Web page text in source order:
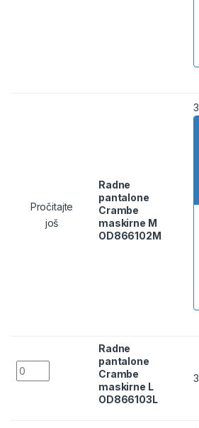
Pročitajte
još
Radne
pantalone
Crambe
maskirne M
OD866102M
Radne pantalone Crambe maskirne
Radne
pantalone
Crambe
maskirne L
OD866103L